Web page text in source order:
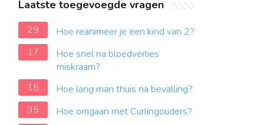
Laatste toegevoegde vragen
29
Hoe reanimeer je een kind van 2?
17
Hoe snel na bloedverlies
miskraam?
15
Hoe lang man thuis na bevalling?
35
Hoe omgaan met Curlingouders?